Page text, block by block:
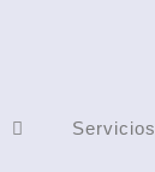
Servicios